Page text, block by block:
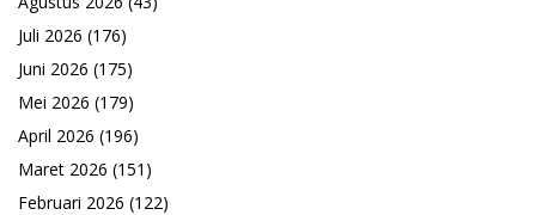
Juli 2026 (176)
Juni 2026 (175)
Mei 2026 (179)
April 2026 (196)
Maret 2026 (151)
Februari 2026 (122)